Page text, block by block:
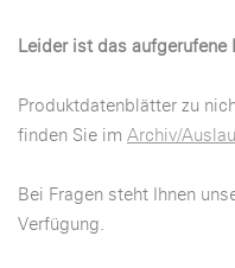
Leider ist das aufgerufene
Produktdatenblätter zu
finden Sie im Archiv/
Bei Fragen steht Ihnen
Verfügung.